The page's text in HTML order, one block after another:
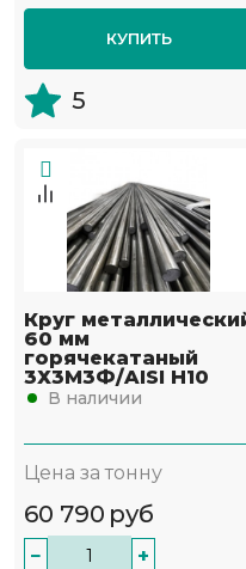
КУПИТЬ
5
Круг
60 мм
горячекатаный
3Х3М3Ф/AISI H10
В наличии
Цена за тонну
60 790 руб
− +